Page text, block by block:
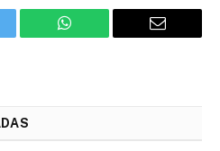
WhatsApp Email